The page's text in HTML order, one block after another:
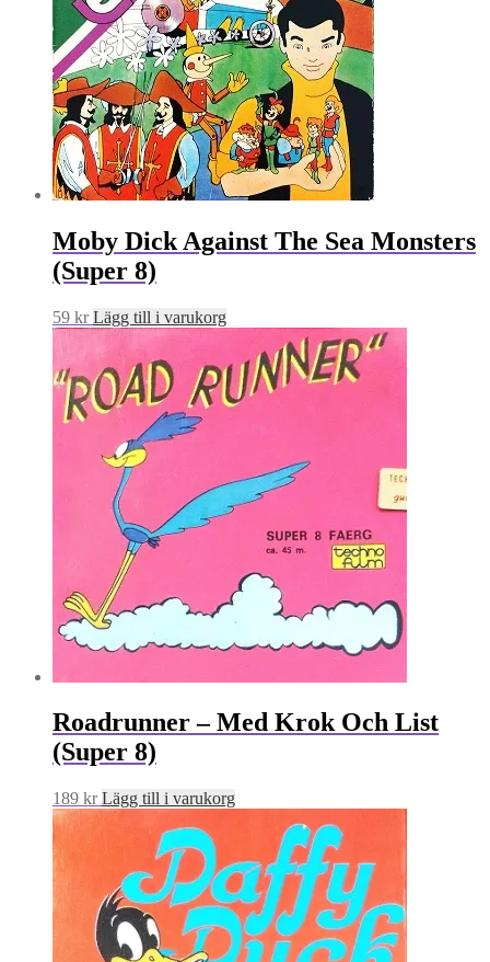
Moby Dick Against The Sea Monsters
(Super 8)
59 kr Lägg till i varukorg
Roadrunner – Med Krok Och List
(Super 8)
189 kr Lägg till i varukorg